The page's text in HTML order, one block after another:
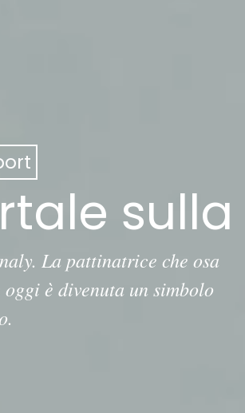
La pattinatrice che osa
è divenuta un simbolo